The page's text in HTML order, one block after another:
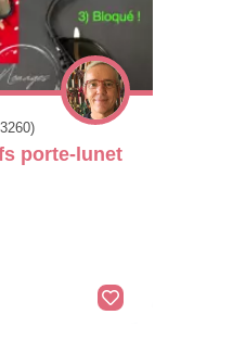
porte-lunet